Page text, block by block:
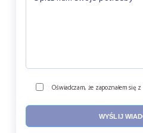
Oświadczam, że zapoznałem się z